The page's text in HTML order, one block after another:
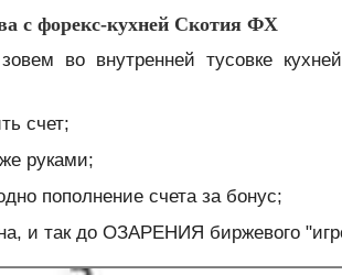
с форекс-кухней Скотия ФХ
во внутренней тусовке
счет;
руками;
пополнение счета за бонус;
и так до ОЗАРЕНИЯ биржевого